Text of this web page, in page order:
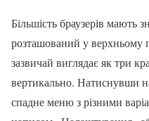
Більшість браузерів мають
розташований у верхньому
зазвичай виглядає як три
вертикально. Натиснувши
спадне меню з різними